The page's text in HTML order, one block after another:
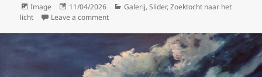
Format
Image
Posted
on
11/04/2026 Categories
Galerij,Slider,Zoektocht naar het
licht
Leave a commenton Beyond the Clouds